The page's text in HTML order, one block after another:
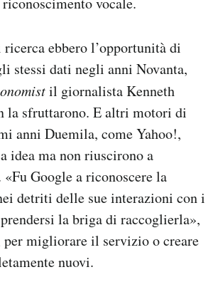
ebbero l’opportunità di
stessi dati negli anni Novanta,
il giornalista Kenneth
la sfruttarono. E altri motori di
anni Duemila, come Yahoo!,
idea ma non riuscirono a
Google a riconoscere la
detriti delle sue interazioni con i
la briga di raccoglierla»,
per migliorare il servizio o creare
nuovi.